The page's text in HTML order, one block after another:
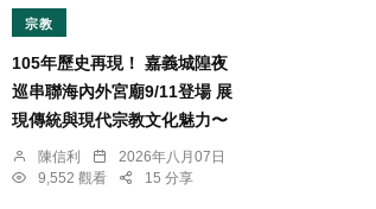
宗教
105年歷史再現！ 嘉義城隍夜
巡串聯海內外宮廟9/11登場 展
現傳統與現代宗教文化魅力〜
陳信利
2026年八月07日
9,552 觀看
15 分享